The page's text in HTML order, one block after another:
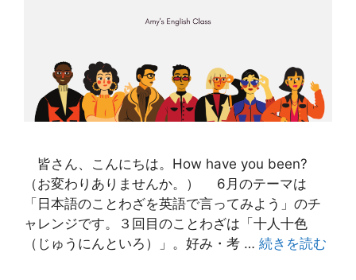
皆さん、こんにちは。How have you been?
（お変わりありませんか。） 6月のテーマは
「日本語のことわざを英語で言ってみよう」のチ
ャレンジです。３回目のことわざは「十人十色
（じゅうにんといろ）」。好み・考 … 続きを読む